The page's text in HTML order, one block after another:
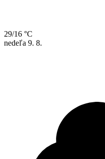
29/16 °C
nedeľa 9. 8.